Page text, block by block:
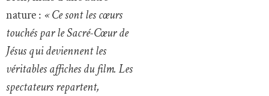
nature : « Ce sont les cœurs
touchés par le Sacré-Cœur de
Jésus qui deviennent les
véritables affiches du film. Les
spectateurs repartent,